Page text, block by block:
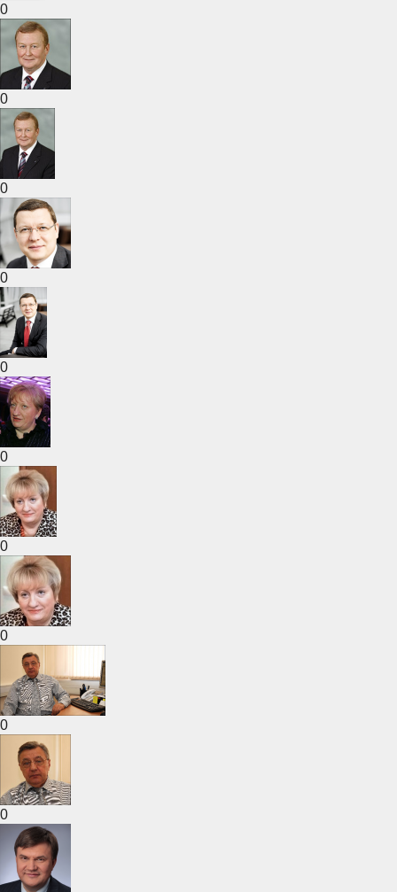
0
0
0
0
0
0
0
0
0
0